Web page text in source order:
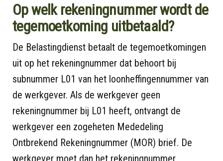
Op welk rekeningnummer wordt de
tegemoetkoming uitbetaald?
De Belastingdienst betaalt de tegemoetkomingen
uit op het rekeningnummer dat behoort bij
subnummer L01 van het loonheffingennummer van
de werkgever. Als de werkgever geen
rekeningnummer bij L01 heeft, ontvangt de
werkgever een zogeheten Mededeling
Ontbrekend Rekeningnummer (MOR) brief. De
werkgever moet dan het rekeningnummer